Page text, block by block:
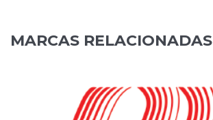
MARCAS RELACIONADAS